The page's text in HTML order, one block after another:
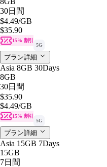
30日間
$4.49/GB
$35.90
15% 割引
5G
プラン詳細
Asia 8GB 30Days
8GB
30日間
$35.90
$4.49/GB
15% 割引
5G
プラン詳細
Asia 15GB 7Days
15GB
7日間